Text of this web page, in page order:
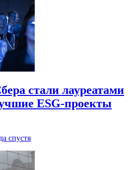
стали лауреатами
ESG-проекты
спустя